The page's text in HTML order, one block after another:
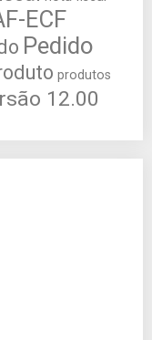
ECF
Pedido
produtos
12.00